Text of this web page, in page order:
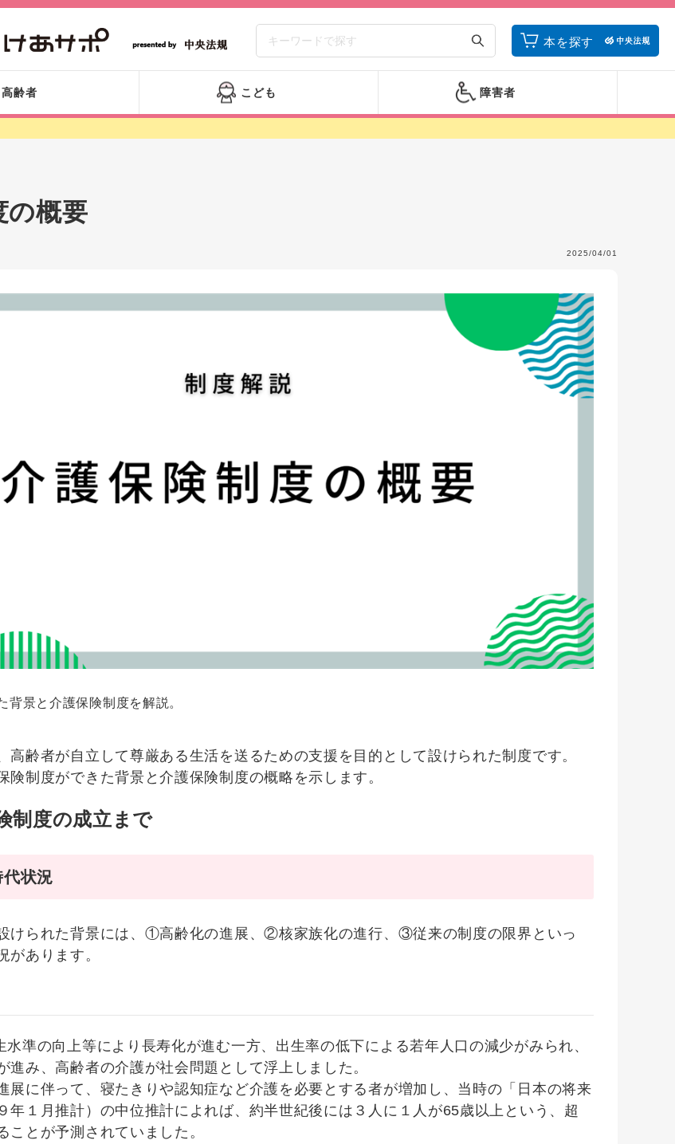
本を探す
高齢者 こども 障害者
の概要
2025/04/01
背景と介護保険制度を解説。
齢者が自立して尊厳ある生活を送るための支援を目的として設けられた制度です。
制度ができた背景と介護保険制度の概略を示します。
制度の成立まで
代状況
けられた背景には、①高齢化の進展、②核家族化の進行、③従来の制度の限界といっ
があります。
水準の向上等により長寿化が進む一方、出生率の低下による若年人口の減少がみられ、
進み、高齢者の介護が社会問題として浮上しました。
に伴って、寝たきりや認知症など介護を必要とする者が増加し、当時の「日本の将来
年１月推計）の中位推計によれば、約半世紀後には３人に１人が65歳以上という、超
ことが予測されていました。